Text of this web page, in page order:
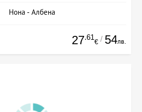
Нона - Албена
27.61
€ / 54лв.